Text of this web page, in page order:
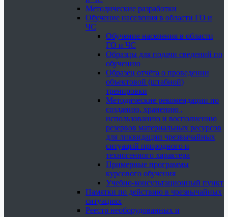
Методические разработки
Обучение населения в области ГО и
ЧС
Обучение населения в области
ГО и ЧС
Образцы для подачи сведений по
обучению
Образец отчёта о проведении
объектовой (штабной)
тренировки
Методические рекомендации по
созданию, хранению ,
использованию и восполнению
резервов материальных ресурсов
для ликвидации чрезвычайных
ситуаций природного и
техногенного характера
Примерные программы
курсового обучения
Учебно-консультационный пункт
Памятки по действию в чрезвычайных
ситуациях
Реестр необорудованных и